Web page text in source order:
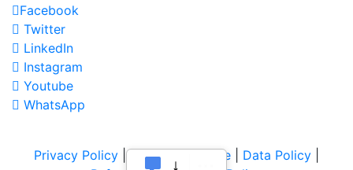
Facebook
Twitter
LinkedIn
Instagram
Youtube
WhatsApp
Privacy Policy |Terms of Service Data Policy